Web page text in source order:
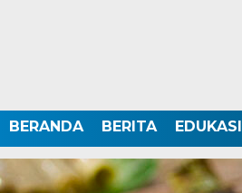
BERANDA BERITA EDUKASI